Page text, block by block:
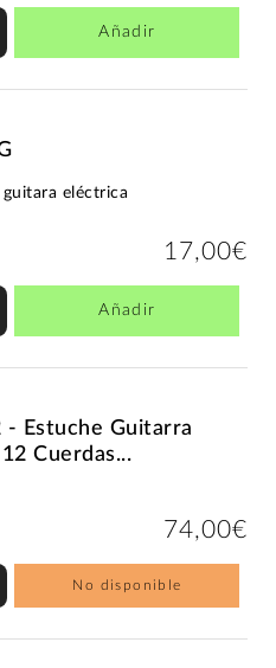
Añadir
guitara eléctrica
17,00€
Añadir
- Estuche Guitarra
Cuerdas...
74,00€
No disponible